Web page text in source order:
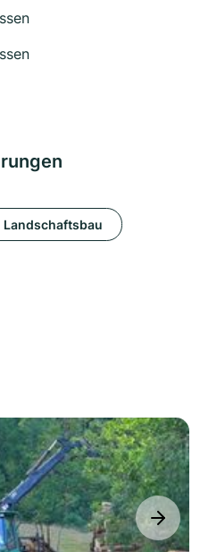
Landschaftsbau
next